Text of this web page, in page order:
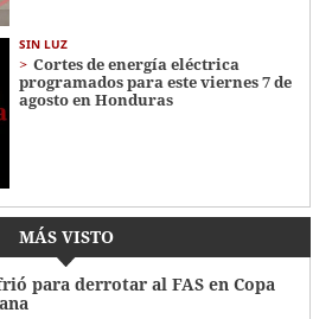
SIN LUZ
Cortes de energía eléctrica
programados para este viernes 7 de
agosto en Honduras
MÁS VISTO
para derrotar al FAS en Copa